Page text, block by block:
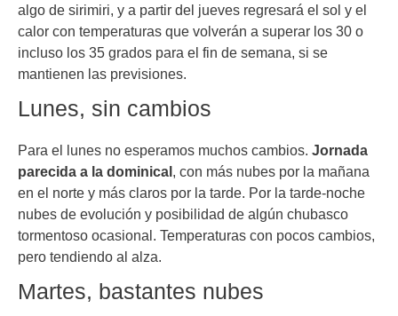
algo de sirimiri, y a partir del jueves regresará el sol y el
calor con temperaturas que volverán a superar los 30 o
incluso los 35 grados para el fin de semana, si se
mantienen las previsiones.
Lunes, sin cambios
Para el lunes no esperamos muchos cambios. Jornada
parecida a la dominical, con más nubes por la mañana
en el norte y más claros por la tarde. Por la tarde-noche
nubes de evolución y posibilidad de algún chubasco
tormentoso ocasional. Temperaturas con pocos cambios,
pero tendiendo al alza.
Martes, bastantes nubes